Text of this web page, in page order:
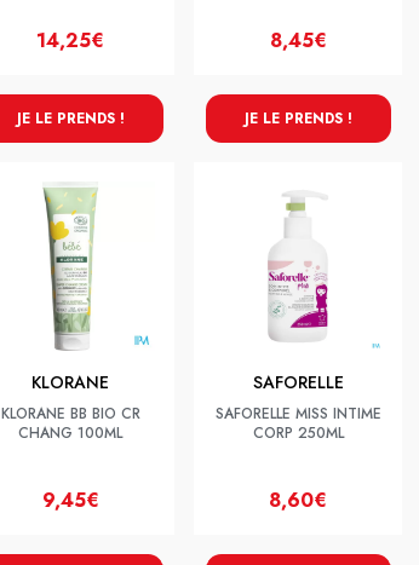
14,25€
JE LE PRENDS !
8,45€
JE LE PRENDS !
KLORANE
KLORANE BB BIO CR
CHANG 100ML
9,45€
SAFORELLE
SAFORELLE MISS INTIME
CORP 250ML
8,60€